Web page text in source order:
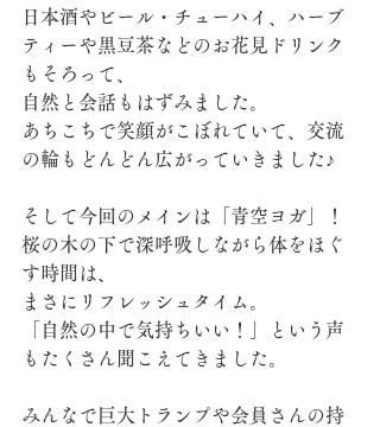
日本酒やビール・チューハイ、ハーブ
ティーや黒豆茶などのお花見ドリンク
もそろって、
自然と会話もはずみました。
あちこちで笑顔がこぼれていて、交流
の輪もどんどん広がっていきました♪
そして今回のメインは「青空ヨガ」！
桜の木の下で深呼吸しながら体をほぐ
す時間は、
まさにリフレッシュタイム。
「自然の中で気持ちいい！」という声
もたくさん聞こえてきました。
みんなで巨大トランプや会員さんの持